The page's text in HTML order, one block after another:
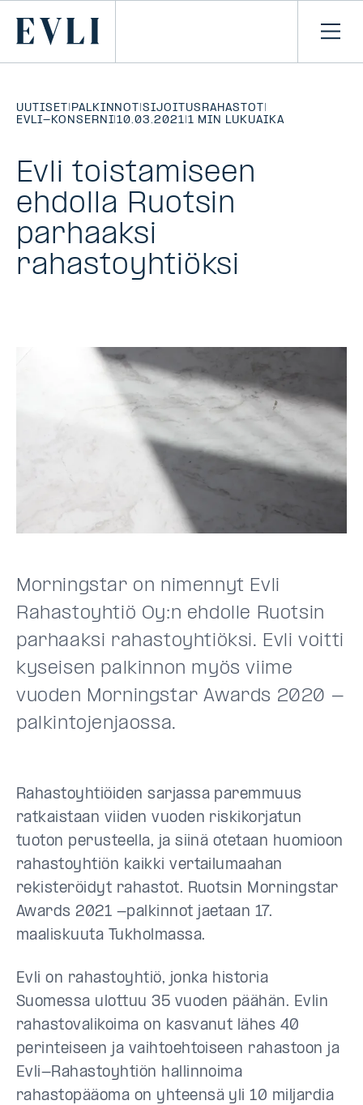
Primary
Avaa
UUTISET | PALKINNOT |SIJOITUSRAHASTOT |
EVLI-KONSERNI|10.03.2021|1 MIN LUKUAIKA
Evli toistamiseen
ehdolla Ruotsin
parhaaksi
rahastoyhtiöksi
Morningstar on nimennyt Evli
Rahastoyhtiö Oy:n ehdolle Ruotsin
parhaaksi rahastoyhtiöksi. Evli voitti
kyseisen palkinnon myös viime
vuoden Morningstar Awards 2020 -
palkintojenjaossa.
Rahastoyhtiöiden sarjassa paremmuus
ratkaistaan viiden vuoden riskikorjatun
tuoton perusteella, ja siinä otetaan huomioon
rahastoyhtiön kaikki vertailumaahan
rekisteröidyt rahastot. Ruotsin Morningstar
Awards 2021 -palkinnot jaetaan 17.
maaliskuuta Tukholmassa.
Evli on rahastoyhtiö, jonka historia
Suomessa ulottuu 35 vuoden päähän. Evlin
rahastovalikoima on kasvanut lähes 40
perinteiseen ja vaihtoehtoiseen rahastoon ja
Evli-Rahastoyhtiön hallinnoima
rahastopääoma on yhteensä yli 10 miljardia